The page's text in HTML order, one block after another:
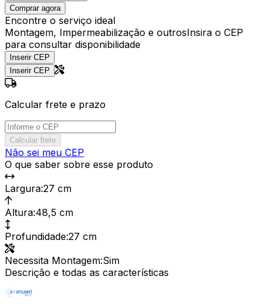
Comprar agora
Encontre o serviço ideal
Montagem, Impermeabilização e outrosInsira o CEP
para consultar disponibilidade
Inserir CEP
Inserir CEP
Calcular frete e prazo
Calcular frete
Não sei meu CEP
O que saber sobre esse produto
Largura:27 cm
Altura:48,5 cm
Profundidade:27 cm
Necessita Montagem:Sim
Descrição e todas as características